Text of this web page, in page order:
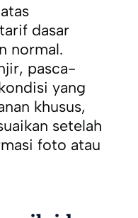
dasar
normal.
pasca-
yang
khusus,
setelah
foto atau